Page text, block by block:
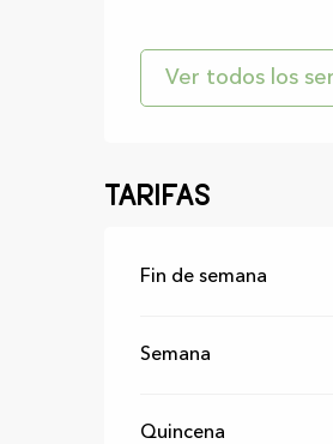
Ver todos los
Tarifas
Tarifas 2026
Fin de semana
Semana
Quincena